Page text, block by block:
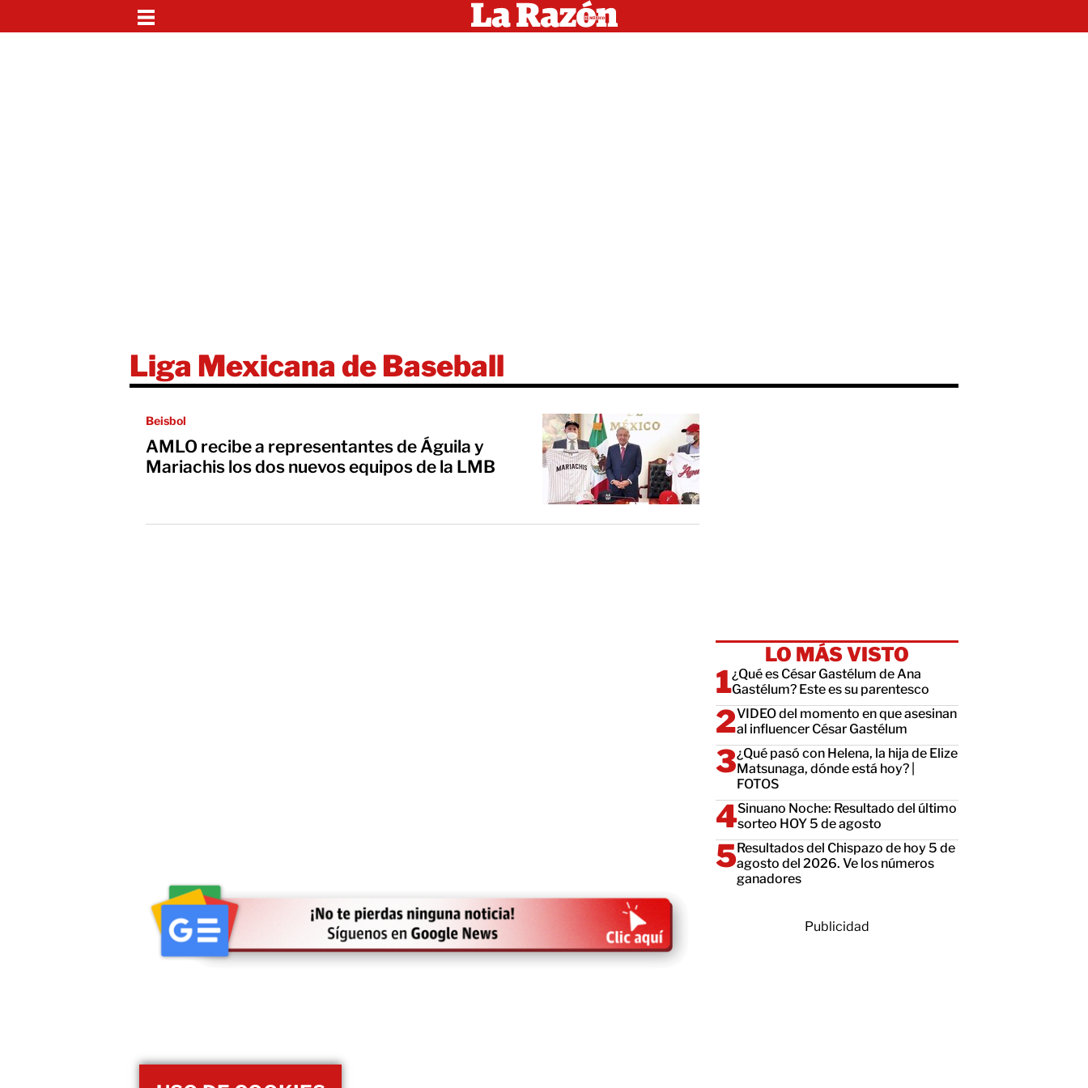
Liga Mexicana de Baseball
Beisbol
AMLO recibe a representantes de Águila y
Mariachis los dos nuevos equipos de la LMB
LO MÁS VISTO
¿Qué es César Gastélum de Ana
Gastélum? Este es su parentesco
VIDEO del momento en que asesinan
al influencer César Gastélum
¿Qué pasó con Helena, la hija de Elize
Matsunaga, dónde está hoy? |
FOTOS
Sinuano Noche: Resultado del último
sorteo HOY 5 de agosto
Resultados del Chispazo de hoy 5 de
agosto del 2026. Ve los números
ganadores
Publicidad